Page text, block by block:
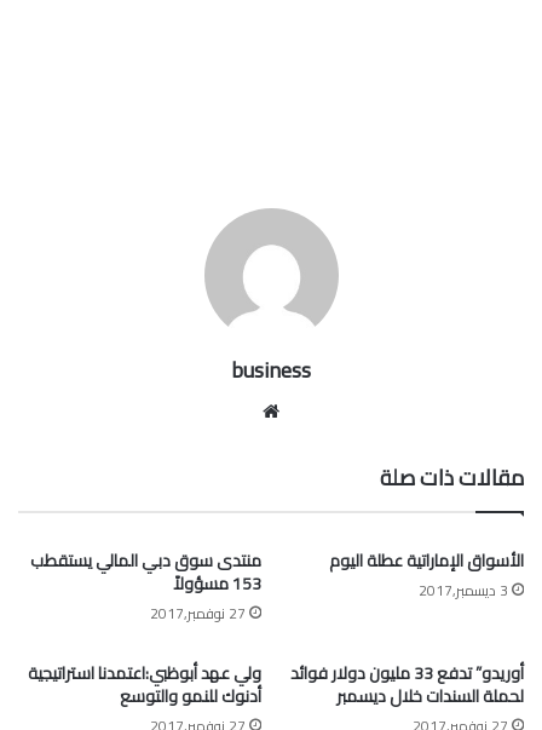
business
مقالات ذات صلة
الأسواق الإماراتية عطلة اليوم
3 ديسمبر,2017
منتدى سوق دبي المالي يستقطب
153 مسؤولاً
27 نوفمبر,2017
أوريدو” تدفع 33 مليون دولار فوائد
لحملة السندات خلال ديسمبر
ولي عهد أبوظبي:اعتمدنا استراتيجية
أدنوك للنمو والتوسع